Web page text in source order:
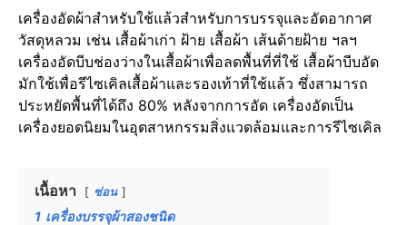
เครื่องอัดผ้าสำหรับใช้แล้วสำหรับการบรรจุและอัดอากาศ
วัสดุหลวม เช่น เสื้อผ้าเก่า ฝ้าย เสื้อผ้า เส้นด้ายฝ้าย ฯลฯ
เครื่องอัดบีบช่องว่างในเสื้อผ้าเพื่อลดพื้นที่ที่ใช้ เสื้อผ้าบีบอัด
มักใช้เพื่อรีไซเคิลเสื้อผ้าและรองเท้าที่ใช้แล้ว ซึ่งสามารถ
ประหยัดพื้นที่ได้ถึง 80% หลังจากการอัด เครื่องอัดเป็น
เครื่องยอดนิยมในอุตสาหกรรมสิ่งแวดล้อมและการรีไซเคิล
เนื้อหา ซ่อน
1 เครื่องบรรจุผ้าสองชนิด